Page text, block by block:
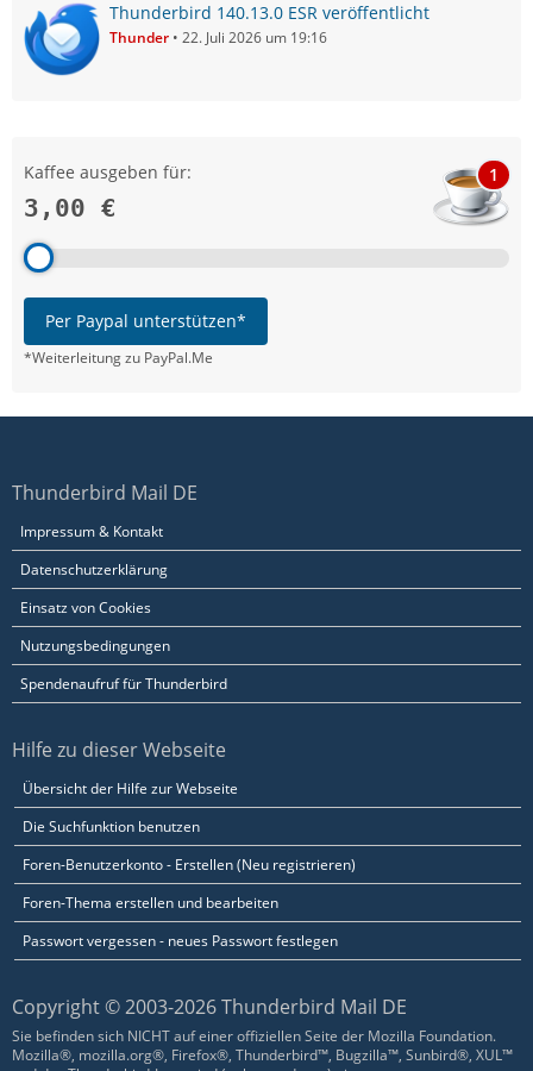
Thunderbird 140.13.0 ESR veröffentlicht
Thunder 22. Juli 2026 um 19:16
Kaffee ausgeben für:
3,00 €
1
Per Paypal unterstützen*
*Weiterleitung zu PayPal.Me
Thunderbird Mail DE
Impressum & Kontakt
Datenschutzerklärung
Einsatz von Cookies
Nutzungsbedingungen
Spendenaufruf für Thunderbird
Hilfe zu dieser Webseite
Übersicht der Hilfe zur Webseite
Die Suchfunktion benutzen
Foren-Benutzerkonto - Erstellen (Neu registrieren)
Foren-Thema erstellen und bearbeiten
Passwort vergessen - neues Passwort festlegen
Copyright © 2003-2026 Thunderbird Mail DE
Sie befinden sich NICHT auf einer offiziellen Seite der Mozilla Foundation.
Mozilla®, mozilla.org®, Firefox®, Thunderbird™, Bugzilla™, Sunbird®, XUL™